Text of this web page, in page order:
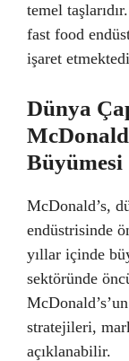
temel
fast food
işaret
Dünya
Büyümesi
McDonald’s,
endüstrisinde
yıllar içinde
sektöründe
stratejileri,
açıklanabilir.